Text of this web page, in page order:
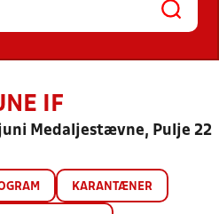
IF
Medaljestævne, Pulje 22
KARANTÆNER